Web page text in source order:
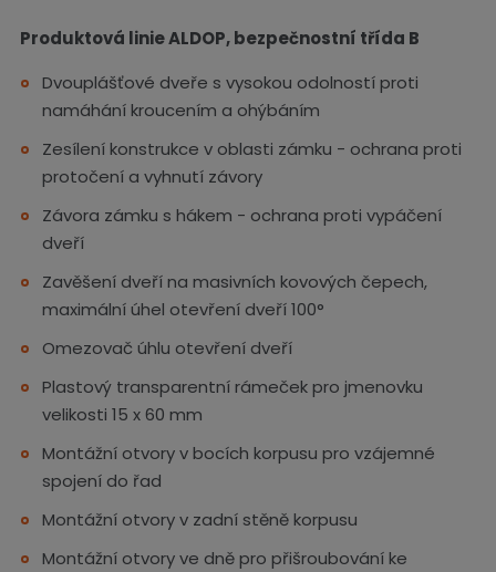
Produktová linie ALDOP, bezpečnostní třída B
Dvouplášťové dveře s vysokou odolností proti
namáhání kroucením a ohýbáním
Zesílení konstrukce v oblasti zámku - ochrana proti
protočení a vyhnutí závory
Závora zámku s hákem - ochrana proti vypáčení
dveří
Zavěšení dveří na masivních kovových čepech,
maximální úhel otevření dveří 100°
Omezovač úhlu otevření dveří
Plastový transparentní rámeček pro jmenovku
velikosti 15 x 60 mm
Montážní otvory v bocích korpusu pro vzájemné
spojení do řad
Montážní otvory v zadní stěně korpusu
Montážní otvory ve dně pro přišroubování ke